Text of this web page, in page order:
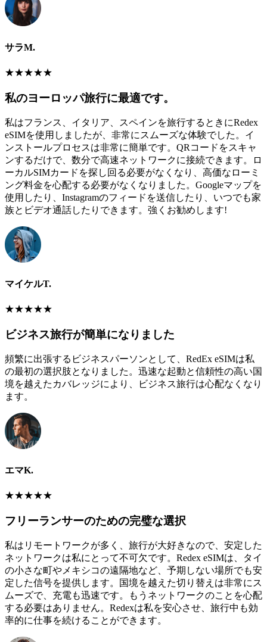
サラM.
★★★★★
私のヨーロッパ旅行に最適です。
私はフランス、イタリア、スペインを旅行するときにRedex
eSIMを使用しましたが、非常にスムーズな体験でした。イ
ンストールプロセスは非常に簡単です。QRコードをスキャ
ンするだけで、数分で高速ネットワークに接続できます。ロ
ーカルSIMカードを探し回る必要がなくなり、高価なローミ
ング料金を心配する必要がなくなりました。Googleマップを
使用したり、Instagramのフィードを送信したり、いつでも家
族とビデオ通話したりできます。強くお勧めします!
マイケルT.
★★★★★
ビジネス旅行が簡単になりました
頻繁に出張するビジネスパーソンとして、RedEx eSIMは私
の最初の選択肢となりました。迅速な起動と信頼性の高い国
境を越えたカバレッジにより、ビジネス旅行は心配なくなり
ます。
エマK.
★★★★★
フリーランサーのための完璧な選択
私はリモートワークが多く、旅行が大好きなので、安定した
ネットワークは私にとって不可欠です。Redex eSIMは、タイ
の小さな町やメキシコの遠隔地など、予期しない場所でも安
定した信号を提供します。国境を越えた切り替えは非常にス
ムーズで、充電も迅速です。もうネットワークのことを心配
する必要はありません。Redexは私を安心させ、旅行中も効
率的に仕事を続けることができます。